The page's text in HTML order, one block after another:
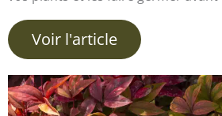
Voir l'article